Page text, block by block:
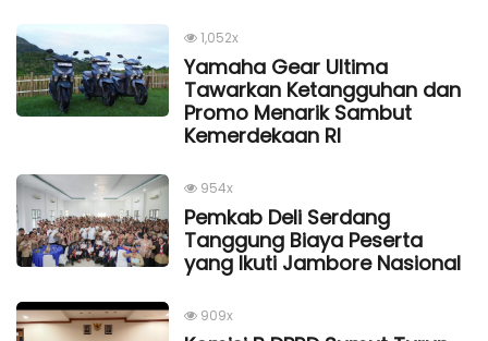
1,052x
Yamaha Gear Ultima
Tawarkan Ketangguhan dan
Promo Menarik Sambut
Kemerdekaan Rl
954x
Pemkab Deli Serdang
Tanggung Biaya Peserta
yang Ikuti Jambore Nasional
909x